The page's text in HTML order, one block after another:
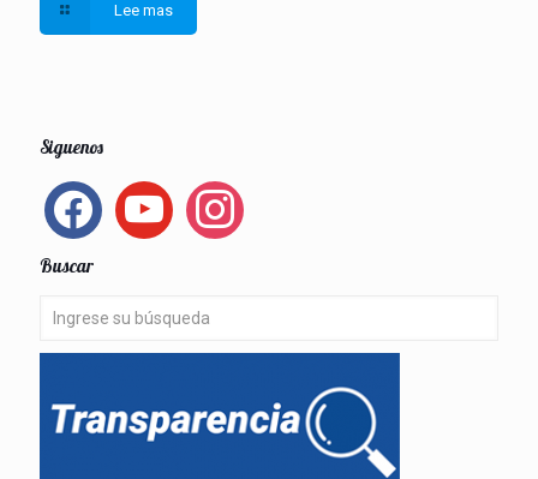
Lee mas
Siguenos
facebook youtube instagram
Buscar